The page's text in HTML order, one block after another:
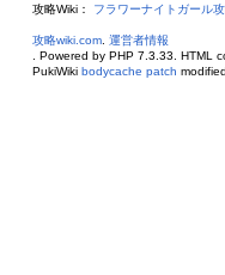
攻略Wiki： フラワーナイトガール
攻略wiki.com. 運営者情報
. Powered by PHP 7.3.33. HTML
PukiWiki bodycache patch